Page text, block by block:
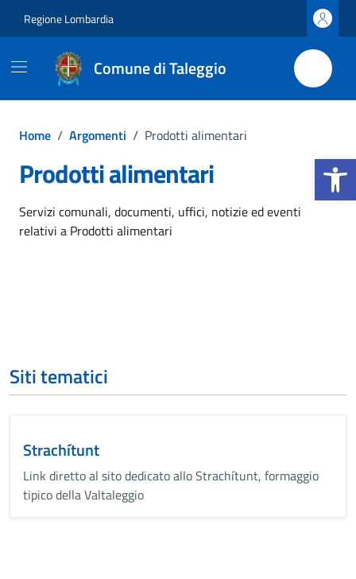
Apri la
Regione Lombardia
Comune di Taleggio
Home / Argomenti / Prodotti alimentari
Prodotti alimentari
Dettagli dell'argomento
Servizi comunali, documenti, uffici, notizie ed eventi
relativi a Prodotti alimentari
Siti tematici
Strachítunt
Link diretto al sito dedicato allo Strachítunt, formaggio
tipico della Valtaleggio